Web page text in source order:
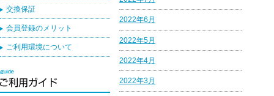
2022年6月
2022年5月
2022年4月
2022年3月
交換保証
会員登録のメリット
ご利用環境について